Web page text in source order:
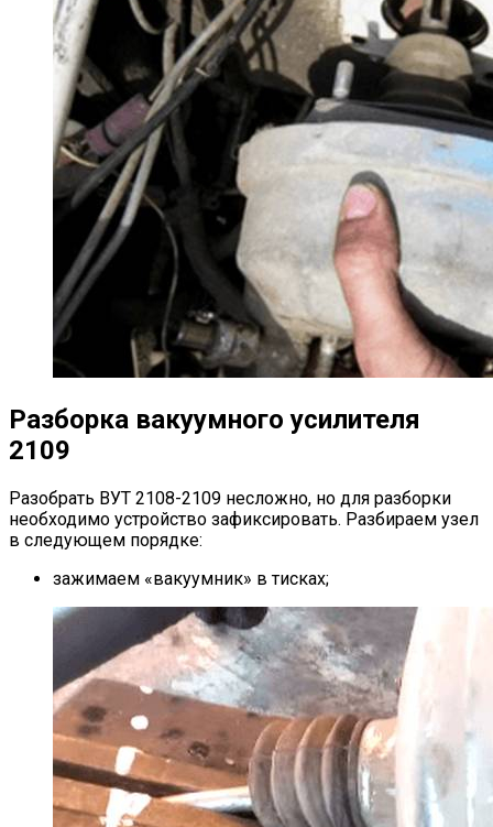
Разборка вакуумного усилителя
2109
Разобрать ВУТ 2108-2109 несложно, но для разборки
необходимо устройство зафиксировать. Разбираем узел
в следующем порядке:
зажимаем «вакуумник» в тисках;